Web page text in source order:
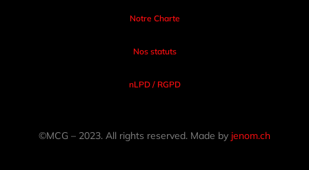
Notre Charte
Nos statuts
nLPD / RGPD
©MCG – 2023. All rights reserved. Made by jenom.ch